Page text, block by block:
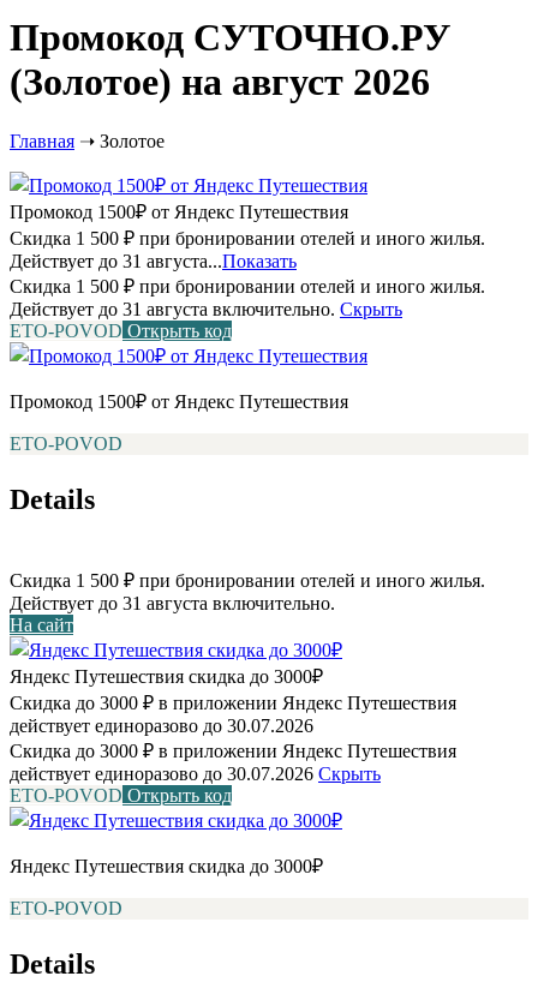
Промокод СУТОЧНО.РУ
(Золотое) на август 2026
Главная ➝ Золотое
Промокод 1500₽ от Яндекс Путешествия
Скидка 1 500 ₽ при бронировании отелей и иного жилья.
Действует до 31 августа...Показать
Скидка 1 500 ₽ при бронировании отелей и иного жилья.
Действует до 31 августа включительно. Скрыть
ETO-POVOD Открыть код
Промокод 1500₽ от Яндекс Путешествия
ETO-POVOD
Details
Скидка 1 500 ₽ при бронировании отелей и иного жилья.
Действует до 31 августа включительно.
На сайт
Яндекс Путешествия скидка до 3000₽
Скидка до 3000 ₽ в приложении Яндекс Путешествия
действует единоразово до 30.07.2026
Скидка до 3000 ₽ в приложении Яндекс Путешествия
действует единоразово до 30.07.2026 Скрыть
ETO-POVOD Открыть код
Яндекс Путешествия скидка до 3000₽
ETO-POVOD
Details